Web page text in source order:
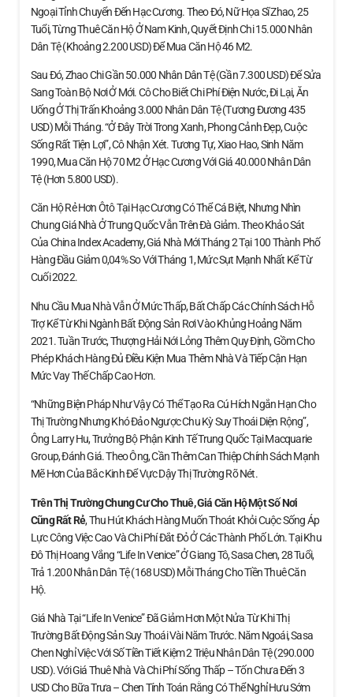
Ngoại Tỉnh Chuyển Đến Hạc Cương. Theo Đó, Nữ Họa Sĩ Zhao, 25
Tuổi, Từng Thuê Căn Hộ Ở Nam Kinh, Quyết Định Chi 15.000 Nhân
Dân Tệ (khoảng 2.200 USD) Để Mua Căn Hộ 46 M2.
Sau Đó, Zhao Chi Gần 50.000 Nhân Dân Tệ (gần 7.300 USD) Để Sửa
Sang Toàn Bộ Nơi Ở Mới. Cô Cho Biết Chi Phí Điện Nước, Đi Lại, Ăn
Uống Ở Thị Trấn Khoảng 3.000 Nhân Dân Tệ (tương Đương 435
USD) Mỗi Tháng. “Ở Đây Trời Trong Xanh, Phong Cảnh Đẹp, Cuộc
Sống Rất Tiện Lợi”, Cô Nhận Xét. Tương Tự, Xiao Hao, Sinh Năm
1990, Mua Căn Hộ 70 M2 Ở Hạc Cương Với Giá 40.000 Nhân Dân
Tệ (hơn 5.800 USD).
Căn Hộ Rẻ Hơn Ôtô Tại Hạc Cương Có Thể Cá Biệt, Nhưng Nhìn
Chung Giá Nhà Ở Trung Quốc Vẫn Trên Đà Giảm. Theo Khảo Sát
Của China Index Academy, Giá Nhà Mới Tháng 2 Tại 100 Thành Phố
Hàng Đầu Giảm 0,04% So Với Tháng 1, Mức Sụt Mạnh Nhất Kể Từ
Cuối 2022.
Nhu Cầu Mua Nhà Vẫn Ở Mức Thấp, Bất Chấp Các Chính Sách Hỗ
Trợ Kể Từ Khi Ngành Bất Động Sản Rơi Vào Khủng Hoảng Năm
2021. Tuần Trước, Thượng Hải Nới Lỏng Thêm Quy Định, Gồm Cho
Phép Khách Hàng Đủ Điều Kiện Mua Thêm Nhà Và Tiếp Cận Hạn
Mức Vay Thế Chấp Cao Hơn.
“Những Biện Pháp Như Vậy Có Thể Tạo Ra Cú Hích Ngắn Hạn Cho
Thị Trường Nhưng Khó Đảo Ngược Chu Kỳ Suy Thoái Diện Rộng”,
Ông Larry Hu, Trưởng Bộ Phận Kinh Tế Trung Quốc Tại Macquarie
Group, Đánh Giá. Theo Ông, Cần Thêm Can Thiệp Chính Sách Mạnh
Mẽ Hơn Của Bắc Kinh Để Vực Dậy Thị Trường Rõ Nét.
Trên Thị Trường Chung Cư Cho Thuê, Giá Căn HộMột Số Nơi
Cũng Rất Rẻ, Thu Hút Khách Hàng Muốn Thoát Khỏi Cuộc Sống Áp
Lực Công Việc Cao Và Chi Phí Đắt Đỏ Ở Các Thành Phố Lớn. Tại Khu
Đô Thị Hoang Vắng “Life In Venice” Ở Giang Tô, Sasa Chen, 28 Tuổi,
Trả 1.200 Nhân Dân Tệ (168 USD) Mỗi Tháng Cho Tiền Thuê Căn
Hộ.
Giá Nhà Tại “Life In Venice” Đã Giảm Hơn Một Nửa Từ Khi Thị
Trường Bất Động Sản Suy Thoái Vài Năm Trước. Năm Ngoái, Sasa
Chen Nghỉ Việc Với Số Tiền Tiết Kiệm 2 Triệu Nhân Dân Tệ (290.000
USD). Với Giá Thuê Nhà Và Chi Phí Sống Thấp – Tốn Chưa Đến 3
USD Cho Bữa Trưa – Chen Tính Toán Rằng Có Thể Nghỉ Hưu Sớm